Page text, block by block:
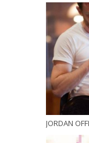
JORDAN